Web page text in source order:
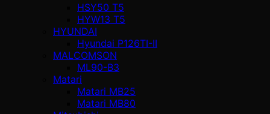
HSY50 T5
HYW13 T5
HYUNDAI
Hyundai P126TI-II
MALCOMSON
ML90-B3
Matari
Matari MB25
Matari MB80